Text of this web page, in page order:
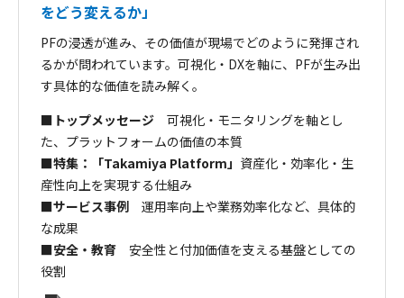
をどう変えるか」
PFの浸透が進み、その価値が現場でどのように発揮され
るかが問われています。可視化・DXを軸に、PFが生み出
す具体的な価値を読み解く。
■トップメッセージ 可視化・モニタリングを軸とし
た、プラットフォームの価値の本質
■特集：「Takamiya Platform」 資産化・効率化・生
産性向上を実現する仕組み
■サービス事例 運用率向上や業務効率化など、具体的
な成果
■安全・教育 安全性と付加価値を支える基盤としての
役割